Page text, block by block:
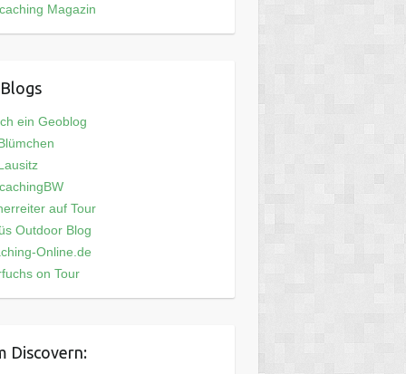
Magazin
ein Geoblog
auf Tour
Outdoor Blog
Online.de
on Tour
Discovern: